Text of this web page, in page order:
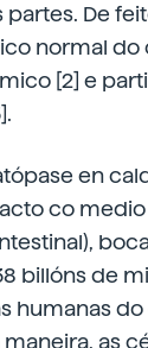
partes. De
normal do
[2] e
en
co
billóns de
humanas
maneira, as